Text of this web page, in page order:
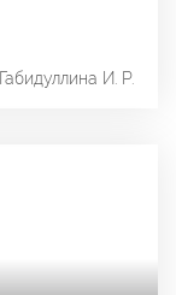
Габидуллина И. Р.